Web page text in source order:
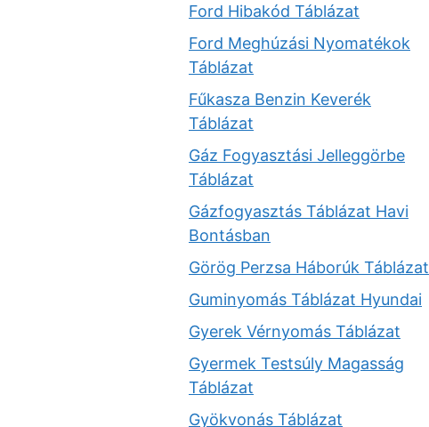
Ford Hibakód Táblázat
Ford Meghúzási Nyomatékok
Táblázat
Fűkasza Benzin Keverék
Táblázat
Gáz Fogyasztási Jelleggörbe
Táblázat
Gázfogyasztás Táblázat Havi
Bontásban
Görög Perzsa Háborúk Táblázat
Guminyomás Táblázat Hyundai
Gyerek Vérnyomás Táblázat
Gyermek Testsúly Magasság
Táblázat
Gyökvonás Táblázat